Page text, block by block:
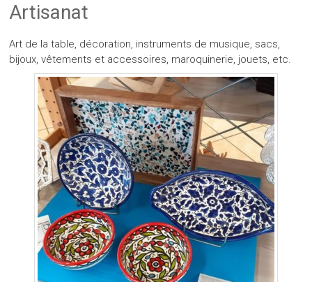
Artisanat
Art de la table, décoration, instruments de musique, sacs,
bijoux, vêtements et accessoires, maroquinerie, jouets, etc.